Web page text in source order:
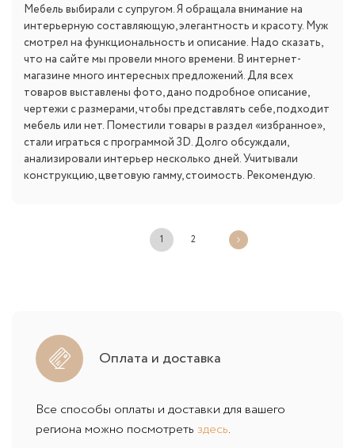
Мебель выбирали с супругом. Я обращала внимание на
интерьерную составляющую, элегантность и красоту. Муж
смотрел на функциональность и описание. Надо сказать,
что на сайте мы провели много времени. В интернет-
магазине много интересных предложений. Для всех
товаров выставлены фото, дано подробное описание,
чертежи с размерами, чтобы представлять себе, подходит
мебель или нет. Поместили товары в раздел «избранное»,
стали играться с программой 3D. Долго обсуждали,
анализировали интерьер несколько дней. Учитывали
конструкцию, цветовую гамму, стоимость. Рекомендую.
1 2
Оплата и доставка
Все способы оплаты и доставки для вашего
региона можно посмотреть здесь.